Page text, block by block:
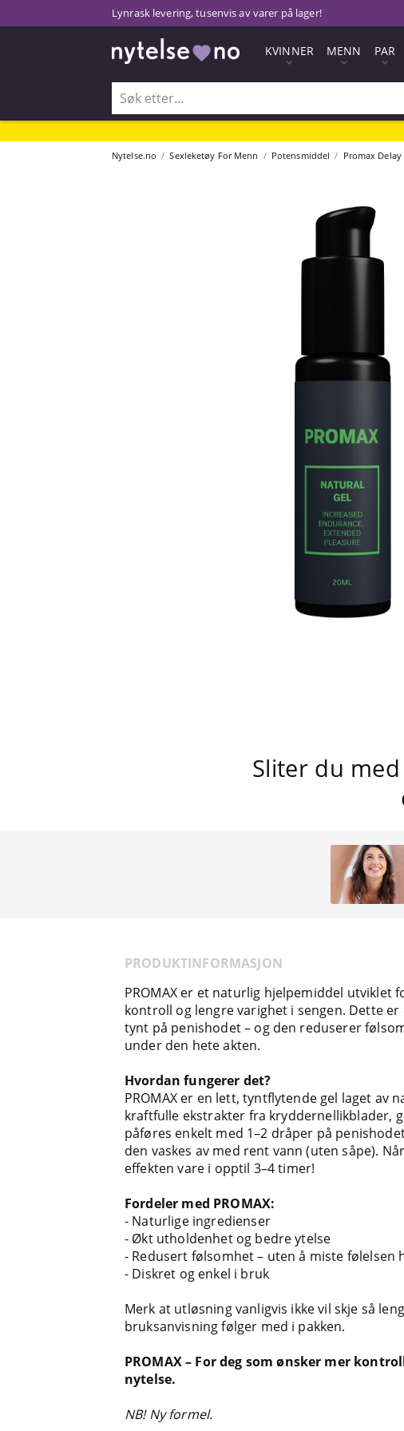
Lynrask levering, tusenvis av varer på lager!
KVINNER MENN PAR
Nytelse.no Sexleketøy For Menn Potensmiddel Promax Delay
Sliter du
PRODUKTINFORMASJON
PROMAX er et naturlig hjelpemiddel utviklet
kontroll og lengre varighet i sengen. Dette
tynt på penishodet – og den reduserer
under den hete akten.
Hvordan fungerer det?
PROMAX er en lett, tyntflytende gel laget av
kraftfulle ekstrakter fra kryddernellikblader,
påføres enkelt med 1–2 dråper på
den vaskes av med rent vann (uten såpe).
effekten vare i opptil 3–4 timer!
Fordeler med PROMAX:
- Naturlige ingredienser
- Økt utholdenhet og bedre ytelse
- Redusert følsomhet – uten å miste følelsen
- Diskret og enkel i bruk
Merk at utløsning vanligvis ikke vil skje så
bruksanvisning følger med i pakken.
PROMAX – For deg som ønsker mer
nytelse.
NB! Ny formel.